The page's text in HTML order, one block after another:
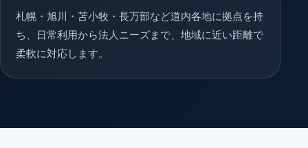
札幌・旭川・苫小牧・長万部など道内各地に拠点を持
ち、日常利用から法人ニーズまで、地域に近い距離で
柔軟に対応します。